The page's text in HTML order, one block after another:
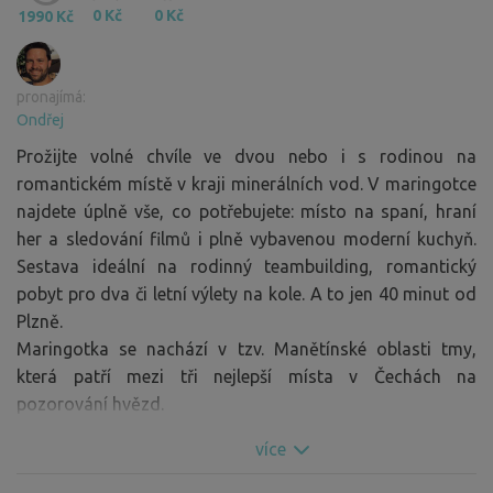
1990 Kč 0 Kč 0 Kč
pronajímá:
Ondřej
Prožijte volné chvíle ve dvou nebo i s rodinou na
romantickém místě v kraji minerálních vod. V maringotce
najdete úplně vše, co potřebujete: místo na spaní, hraní
her a sledování filmů i plně vybavenou moderní kuchyň.
Sestava ideální na rodinný teambuilding, romantický
pobyt pro dva či letní výlety na kole. A to jen 40 minut od
Plzně.
Maringotka se nachází v tzv. Manětínské oblasti tmy,
která patří mezi tři nejlepší místa v Čechách na
pozorování hvězd.
více